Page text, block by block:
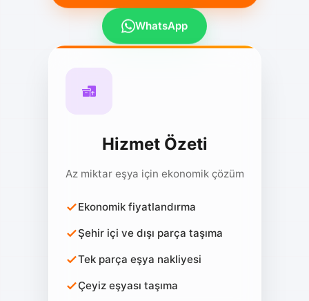
Hizmet Özeti
Az miktar eşya için ekonomik çözüm
Ekonomik fiyatlandırma
Şehir içi ve dışı parça taşıma
Tek parça eşya nakliyesi
Çeyiz eşyası taşıma